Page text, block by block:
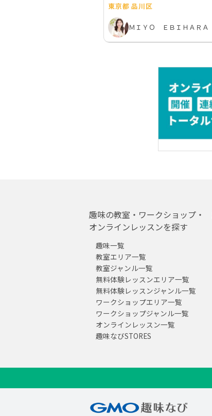
東京都 品川区
ＭＩＹＯ ＥＢＩＨＡＲＡ
趣味の教室・ワークショップ・
オンラインレッスンを探す
趣味一覧
教室エリア一覧
教室ジャンル一覧
無料体験レッスンエリア一覧
無料体験レッスンジャンル一覧
ワークショップエリア一覧
ワークショップジャンル一覧
オンラインレッスン一覧
趣味なびSTORES